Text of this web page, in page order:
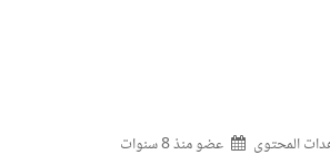
عضو منذ8 سنوات